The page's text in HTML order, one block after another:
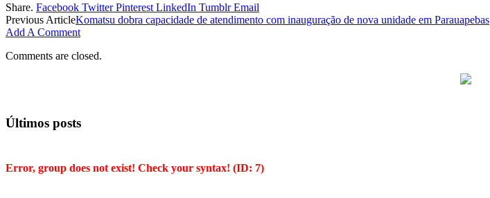
Share. Facebook Twitter Pinterest LinkedIn Tumblr Email
Previous ArticleKomatsu dobra capacidade de atendimento com inauguração de nova unidade em Parauapebas
Add A Comment
Comments are closed.
Últimos posts
Error, group does not exist! Check your syntax! (ID: 7)